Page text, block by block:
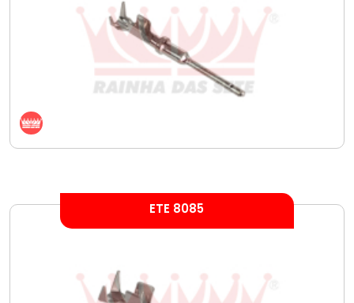
ETE 8085